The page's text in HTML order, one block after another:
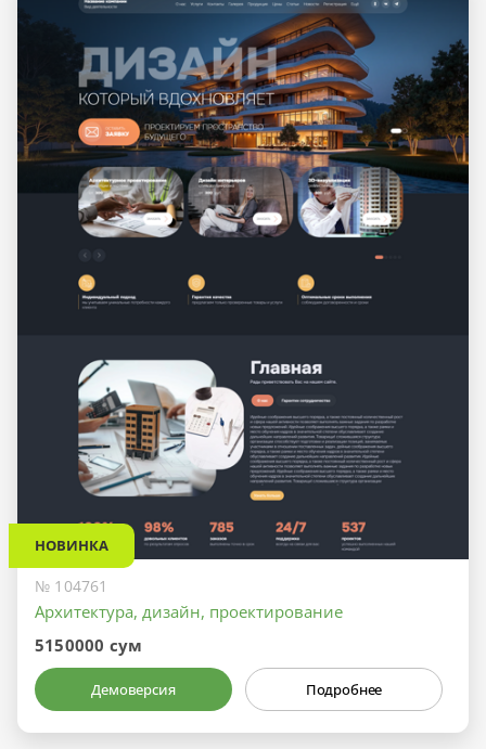
НОВИНКА
№ 104761
Архитектура, дизайн, проектирование
5150000 сум
Демоверсия Подробнее